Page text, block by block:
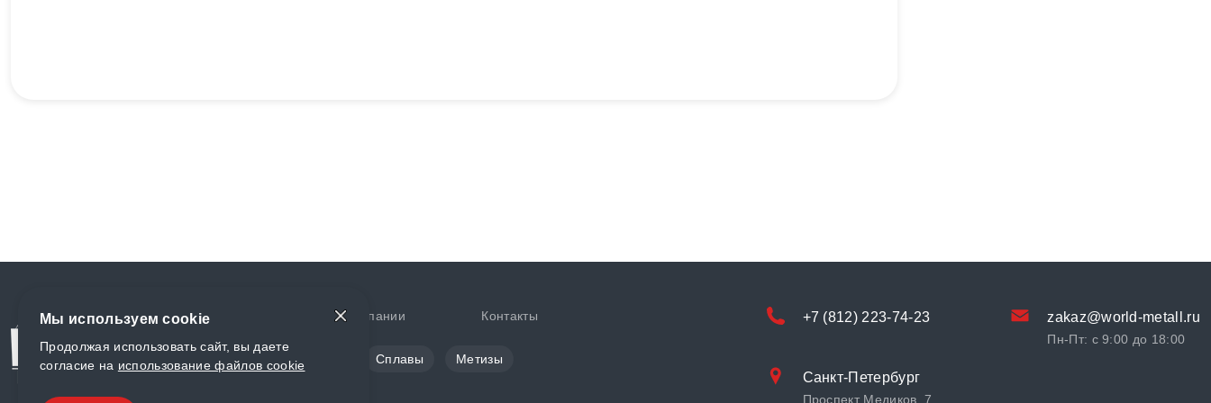
Доставка и оплата О компании Контакты
Цветной металл Сплавы Метизы
+7 (812) 223-74-23 zakaz@world-metall.ru
Пн-Пт: с 9:00 до 18:00
Санкт-Петербург
Проспект Медиков, 7
Мы используем cookie
Продолжая использовать сайт, вы даете
согласие на использование файлов cookie